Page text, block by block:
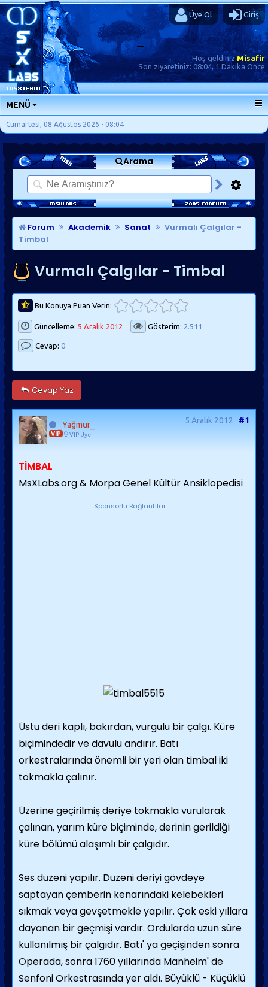
Üye Ol Giriş
Hoş geldinizMisafir
Son ziyaretiniz: 08:04, 1 Dakika Önce
MENÜ
ANA SAYFA
FORUMLAR
SORU-CEVAP
GÜNLÜKLER
SON MESAJLAR
KISAYOLLAR
Cumartesi, 08 Ağustos 2026 - 08:04
Arama
Forum Akademik Sanat
Vurmalı Çalgılar -
Timbal
Vurmalı Çalgılar - Timbal
Bu Konuya Puan Verin:
Güncelleme: 5 Aralık 2012 Gösterim: 2.511
Cevap: 0
Cevap Yaz
_Yağmur_
VIP VIP Üye
5 Aralık 2012 #1
TİMBAL
MsXLabs.org & Morpa Genel Kültür Ansiklopedisi
Sponsorlu Bağlantılar
Üstü deri kaplı, bakırdan, vurgulu bir çalgı. Küre
biçimindedir ve davulu andırır. Batı
orkestralarında önemli bir yeri olan timbal iki
tokmakla çalınır.
Üzerine geçirilmiş deriye tokmakla vurularak
çalınan, yarım küre biçiminde, derinin gerildiği
küre bölümü alaşımlı bir çalgıdır.
Ses düzeni yapılır. Düzeni deriyi gövdeye
saptayan çemberin kenarındaki kelebekleri
sıkmak veya gevşetmekle yapılır. Çok eski yıllara
dayanan bir geçmişi vardır. Ordularda uzun süre
kullanılmış bir çalgıdır. Batı' ya geçişinden sonra
Operada, sonra 1760 yıllarında Manheim' de
Senfoni Orkestrasında yer aldı. Büyüklü - Küçüklü